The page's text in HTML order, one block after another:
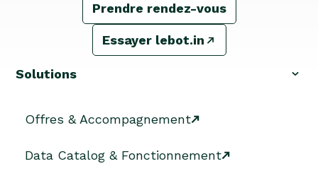
Prendre rendez-vous
Essayer lebot.in
Solutions
Offres & Accompagnement
Data Catalog & Fonctionnement